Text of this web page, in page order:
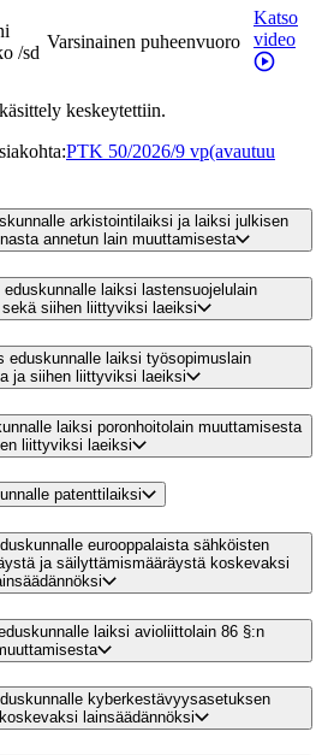
/sd
Varsinainen puheenvuoro
Katso
video
keskeytettiin.
:PTK 50/2026/9 vp(avautuu
arkistointilaiksi ja laiksi julkisen
annetun lain muuttamisesta
laiksi lastensuojelulain
siihen liittyviksi laeiksi
eduskunnalle laiksi työsopimuslain
ja siihen liittyviksi laeiksi
laiksi poronhoitolain muuttamisesta
liittyviksi laeiksi
patenttilaiksi
eurooppalaista sähköisten
ja säilyttämismääräystä koskevaksi
laiksi avioliittolain 86 §:n
kyberkestävyysasetuksen
lainsäädännöksi